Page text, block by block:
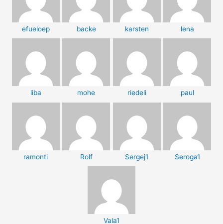
efueloep backe karsten lena
liba mohe riedeli paul
ramonti Rolf Sergej1 Seroga1
Vala1